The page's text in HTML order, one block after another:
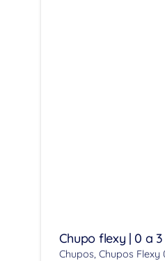
Chupo flexy | 0 a
Chupos Chupos Flexy